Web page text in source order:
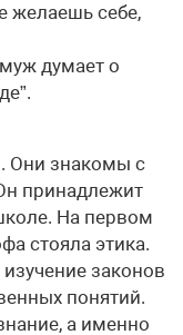
желаешь себе,
думает о
Они знакомы с
принадлежит
На первом
стояла этика.
законов
понятий.
а именно